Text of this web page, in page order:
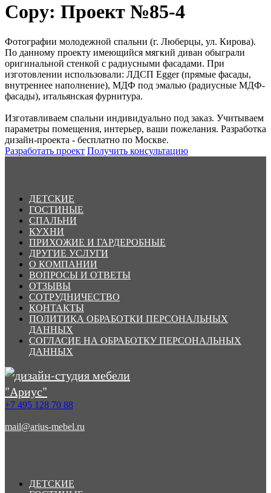
Copy: Проект №85-4
Фотографии молодежной спальни (г. Люберцы, ул. Кирова).
По данному проекту имеющийся мягкий диван обыграли
оригинальной стенкой с радиусными фасадами. При
изготовлении использовали: ЛДСП Egger (прямые фасады,
внутреннее наполнение), МДФ под эмалью (радиусные МДФ-
фасады), итальянская фурнитура.
Изготавливаем спальни индивидуально под заказ. Учитываем
параметры помещения, интерьер, ваши пожелания. Разработка
дизайн-проекта - бесплатно по Москве.
Разработать проект Получить консультацию
ДЕТСКИЕ
ГОСТИНЫЕ
СПАЛЬНИ
КУХНИ
ПРИХОЖИЕ И ГАРДЕРОБНЫЕ
ДРУГИЕ УСЛУГИ
О КОМПАНИИ
ВОПРОСЫ И ОТВЕТЫ
ОТЗЫВЫ
СОТРУДНИЧЕСТВО
КОНТАКТЫ
ПОЛИТИКА ОБРАБОТКИ ПЕРСОНАЛЬНЫХ
ДАННЫХ
СОГЛАСИЕ НА ОБРАБОТКУ ПЕРСОНАЛЬНЫХ
ДАННЫХ
+7 495 128 70 88
mail@arius-mebel.ru
ДЕТСКИЕ